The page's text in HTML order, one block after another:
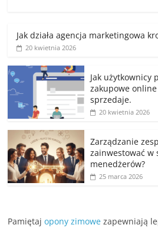
Jak działa agencja marketingowa
20 kwietnia 2026
Jak użytkownicy
zakupowe
sprzedaje.
20 kwietnia 2026
Zarządzanie
zainwestować w
menedżerów?
25 marca 2026
Pamiętajopony zimowe zapewniają